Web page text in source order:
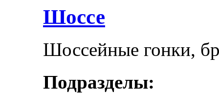
Шоссе
Шоссейные гонки,
Подразделы: